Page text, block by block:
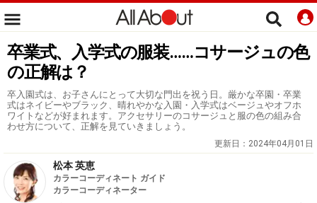
卒業式、入学式の服装……コサージュの色
の正解は？
卒入園式は、お子さんにとって大切な門出を祝う日。厳かな卒園・卒業
式はネイビーやブラック、晴れやかな入園・入学式はベージュやオフホ
ワイトなどが好まれます。アクセサリーのコサージュと服の色の組み合
わせ方について、正解を見ていきましょう。
更新日： 2024年04月01日
松本 英恵
カラーコーディネート ガイド
カラーコーディネーター